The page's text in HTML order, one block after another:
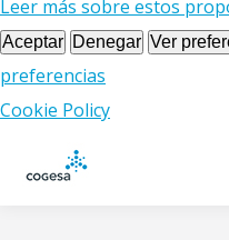
Leer más sobre estos
Aceptar Denegar Ver
preferencias
Cookie Policy